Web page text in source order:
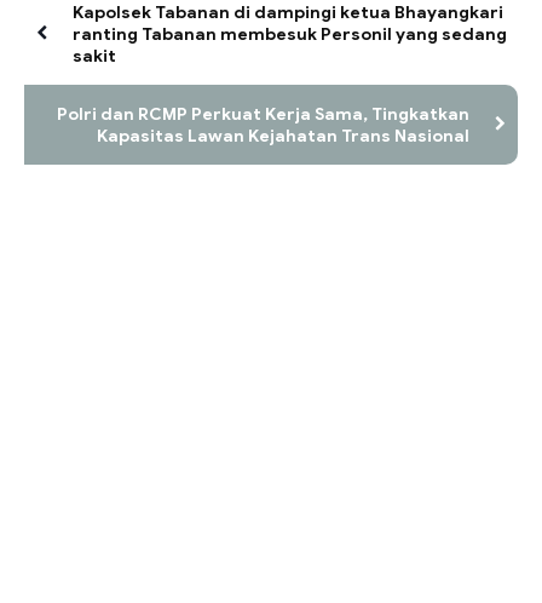
Kapolsek Tabanan di dampingi ketua Bhayangkari
ranting Tabanan membesuk Personil yang sedang
sakit
Polri dan RCMP Perkuat Kerja Sama, Tingkatkan
Kapasitas Lawan Kejahatan Trans Nasional